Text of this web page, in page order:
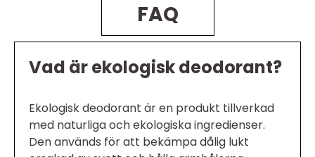
FAQ
Vad är ekologisk deodorant?
Ekologisk deodorant är en produkt tillverkad
med naturliga och ekologiska ingredienser.
Den används för att bekämpa dålig lukt